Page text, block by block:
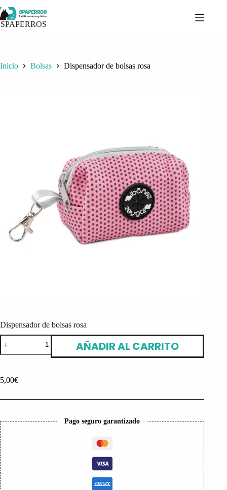
al
contenido
SPAPERROS
Inicio Bolsas Dispensador de bolsas rosa
Dispensador de bolsas rosa
Dispensador
de
bolsas
AÑADIR AL CARRITO
5,00€
Pago seguro garantizado